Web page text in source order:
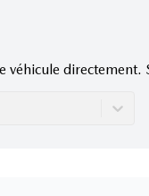
véhicule directement.